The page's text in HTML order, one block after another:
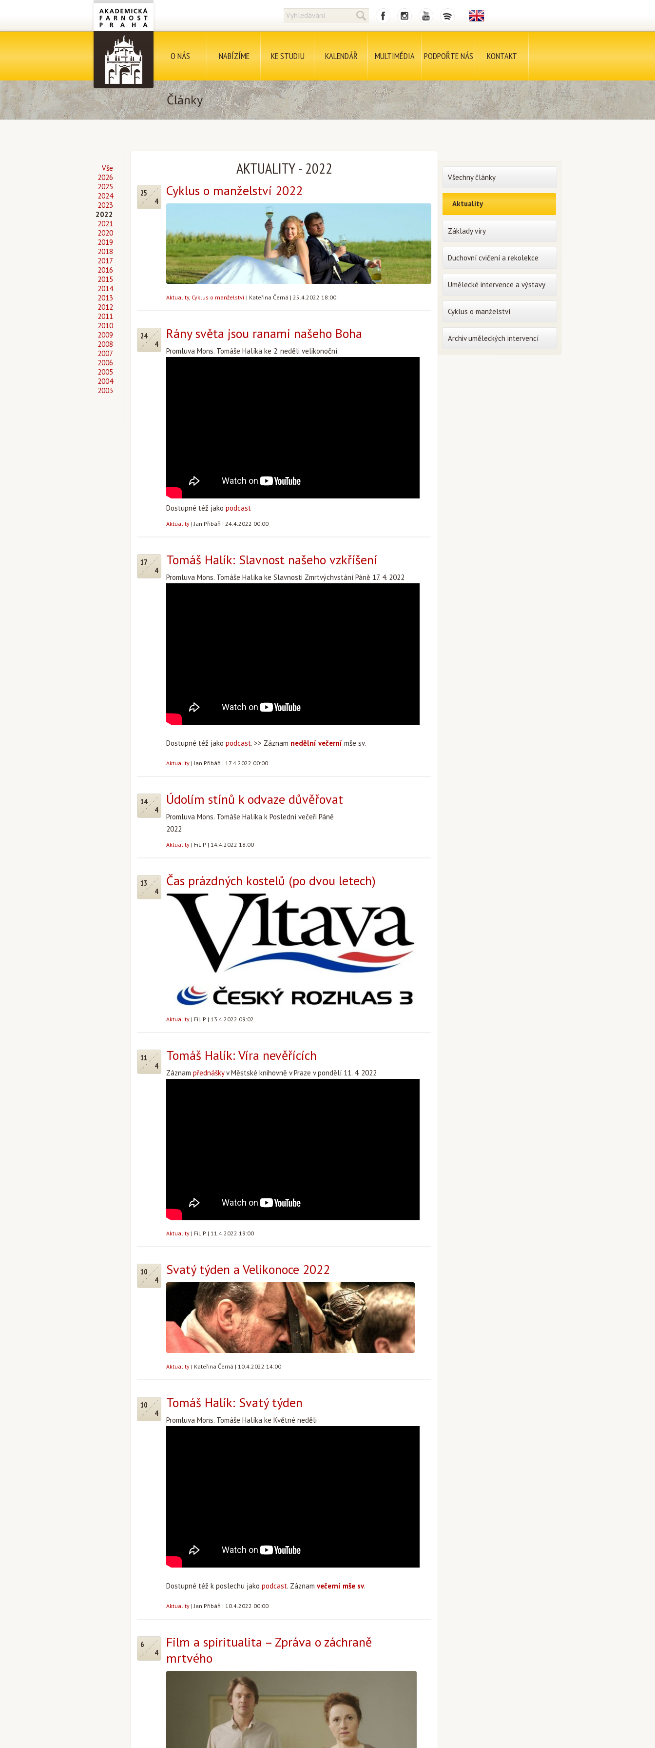
O NÁS NABÍZÍME KE STUDIU KALENDÁŘ MULTIMÉDIA PODPOŘTE NÁS KONTAKT
Články
Vše
2026
2025
2024
2023
2022
2021
2020
2019
2018
2017
2016
2015
2014
2013
2012
2011
2010
2009
2008
2007
2006
2005
2004
2003
AKTUALITY- 2022
25
4
Cyklus o manželství 2022
Aktuality, Cyklus o manželství | Kateřina Černá | 25.4.2022 18:00
24
4
Rány světa jsou ranami našeho Boha
Promluva Mons. Tomáše Halíka ke 2. neděli velikonoční
Dostupné též jako podcast
Aktuality |Jan Přibáň | 24.4.2022 00:00
17
4
Tomáš Halík: Slavnost našeho vzkříšení
Promluva Mons. Tomáše Halíka ke Slavnosti Zmrtvýchvstání Páně 17. 4. 2022
Dostupné též jako podcast. >> Záznam nedělní večerní mše sv.
Aktuality |Jan Přibáň | 17.4.2022 00:00
14
4
Údolím stínů k odvaze důvěřovat
Promluva Mons. Tomáše Halíka k Poslední večeři Páně
2022
Aktuality | FiLiP | 14.4.2022 18:00
13
4
Čas prázdných kostelů (po dvou letech)
Aktuality | FiLiP | 13.4.2022 09:02
11
4
Tomáš Halík: Víra nevěřících
Záznam přednáškyv Městské knihovně v Praze v pondělí 11. 4. 2022
Aktuality | FiLiP | 11.4.2022 19:00
10
4
Svatý týden a Velikonoce 2022
Aktuality | Kateřina Černá | 10.4.2022 14:00
10
4
Tomáš Halík: Svatý týden
Promluva Mons. Tomáše Halíka ke Květné neděli
Dostupné též k poslechu jako podcast. Záznam večerní mše sv.
Aktuality |Jan Přibáň | 10.4.2022 00:00
6
4
Film a spiritualita – Zpráva o záchraně
mrtvého
Všechny články
Aktuality
Základy víry
Duchovní cvičení a rekolekce
Umělecké intervence a výstavy
Cyklus o manželství
Archiv uměleckých intervencí